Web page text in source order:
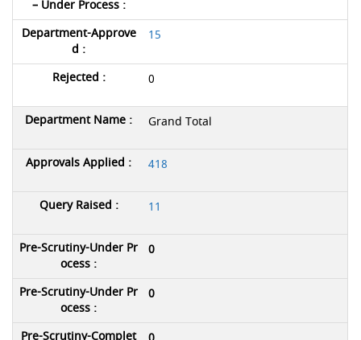
15
0
Grand Total
418
11
0
0